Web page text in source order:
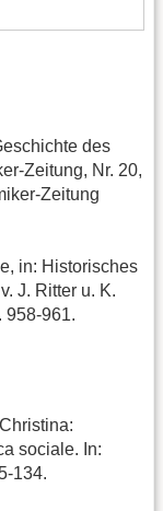
des
Zeitung, Nr. 20,
Zeitung
in: Historisches
J. Ritter u. K.
958-961.
sociale. In:
134.